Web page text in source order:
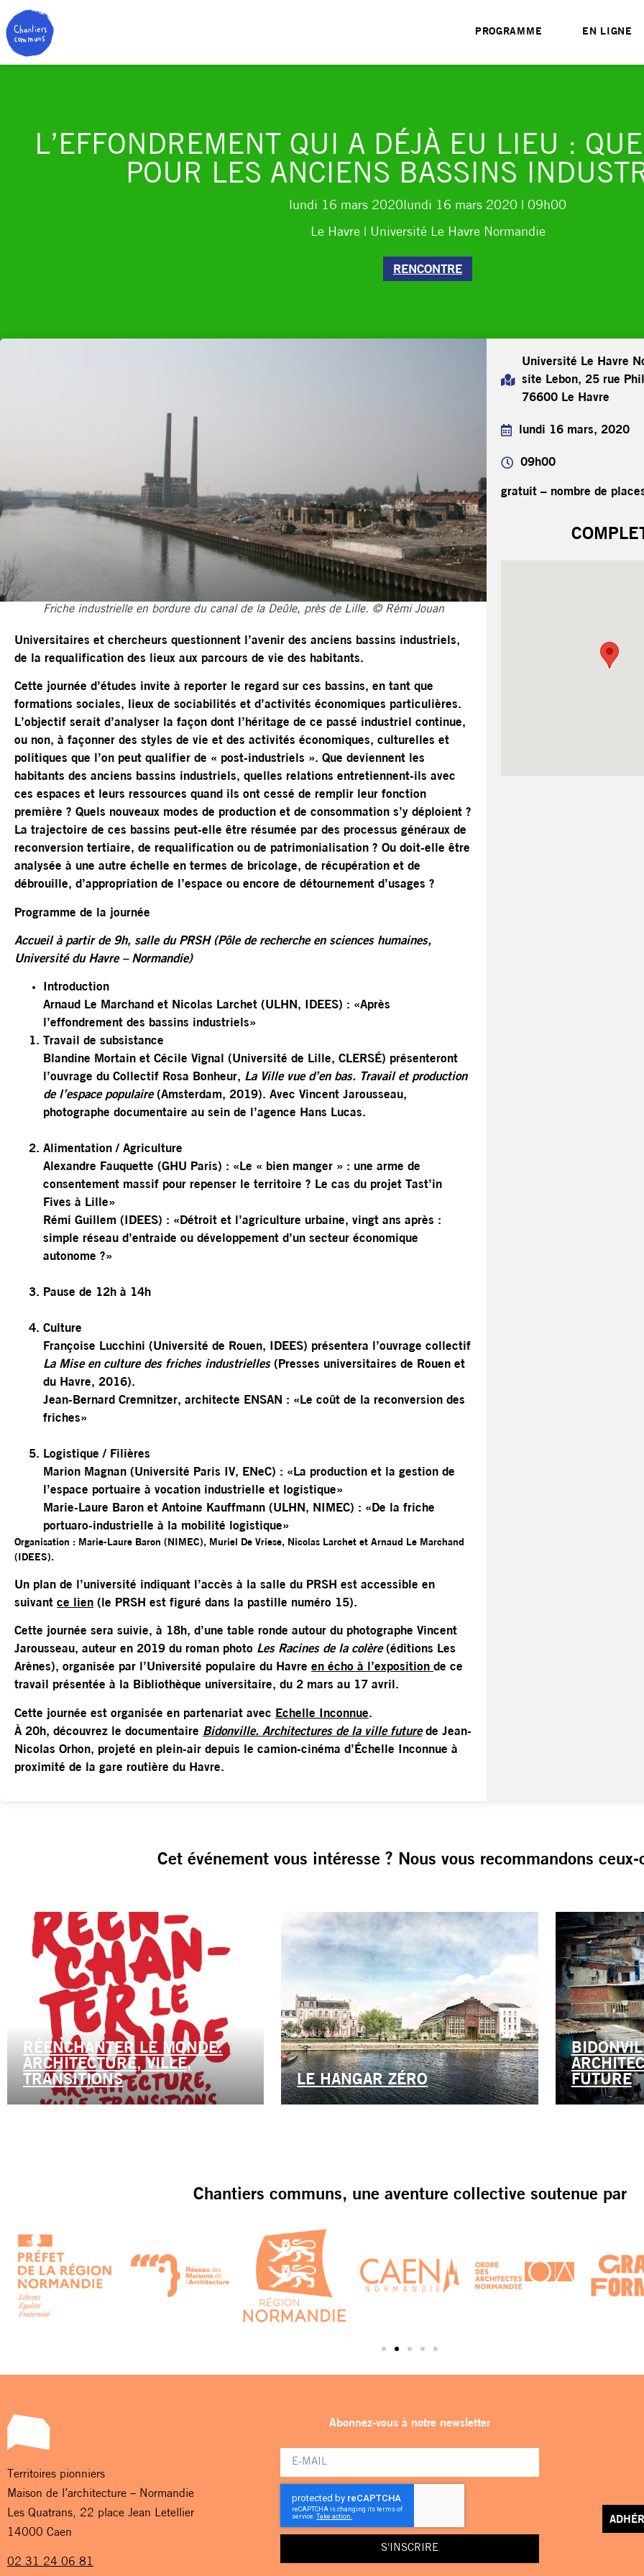
PROGRAMME EN LIGNE
L’EFFONDREMENT QUI A DÉJÀ EU LIEU :
POUR LES ANCIENS BASSINS
lundi 16 mars 2020lundi 16 mars 2020 | 09h00
Le Havre | Université Le Havre Normandie
RENCONTRE
Friche industrielle en bordure du canal de la Deûle, près de Lille. © Rémi Jouan
Universitaires et chercheurs questionnent l’avenir des anciens bassins industriels,
de la requalification des lieux aux parcours de vie des habitants.
Cette journée d’études invite à reporter le regard sur ces bassins, en tant que
formations sociales, lieux de sociabilités et d’activités économiques particulières.
L’objectif serait d’analyser la façon dont l’héritage de ce passé industriel continue,
ou non, à façonner des styles de vie et des activités économiques, culturelles et
politiques que l’on peut qualifier de « post-industriels ». Que deviennent les
habitants des anciens bassins industriels, quelles relations entretiennent-ils avec
ces espaces et leurs ressources quand ils ont cessé de remplir leur fonction
première ? Quels nouveaux modes de production et de consommation s’y déploient ?
La trajectoire de ces bassins peut-elle être résumée par des processus généraux de
reconversion tertiaire, de requalification ou de patrimonialisation ? Ou doit-elle être
analysée à une autre échelle en termes de bricolage, de récupération et de
débrouille, d’appropriation de l’espace ou encore de détournement d’usages ?
Programme de la journée
Accueil à partir de 9h, salle du PRSH (Pôle de recherche en sciences humaines,
Université du Havre – Normandie)
Introduction
Arnaud Le Marchand et Nicolas Larchet (ULHN, IDEES) : «Après
l’effondrement des bassins industriels»
Travail de subsistance
Blandine Mortain et Cécile Vignal (Université de Lille, CLERSÉ) présenteront
l’ouvrage du Collectif Rosa Bonheur, La Ville vue d’en bas. Travail et production
de l’espace populaire(Amsterdam, 2019). Avec Vincent Jarousseau,
photographe documentaire au sein de l’agence Hans Lucas.
Alimentation / Agriculture
Alexandre Fauquette (GHU Paris) : «Le « bien manger » : une arme de
consentement massif pour repenser le territoire ? Le cas du projet Tast’in
Fives à Lille»
Rémi Guillem (IDEES) : «Détroit et l’agriculture urbaine, vingt ans après :
simple réseau d’entraide ou développement d’un secteur économique
autonome ?»
Pause de 12h à 14h
Culture
Françoise Lucchini (Université de Rouen, IDEES) présentera l’ouvrage collectif
La Mise en culture des friches industrielles(Presses universitaires de Rouen et
du Havre, 2016).
Jean-Bernard Cremnitzer, architecte ENSAN : «Le coût de la reconversion des
friches»
Logistique / Filières
Marion Magnan (Université Paris IV, ENeC) : «La production et la gestion de
l’espace portuaire à vocation industrielle et logistique»
Marie-Laure Baron et Antoine Kauffmann (ULHN, NIMEC) : «De la friche
portuaro-industrielle à la mobilité logistique»
Organisation : Marie-Laure Baron (NIMEC), Muriel De Vriese, Nicolas Larchet et Arnaud Le Marchand
(IDEES).
Un plan de l’université indiquant l’accès à la salle du PRSH est accessible en
suivant ce lien (le PRSH est figuré dans la pastille numéro 15).
Cette journée sera suivie, à 18h, d’une table ronde autour du photographe Vincent
Jarousseau, auteur en 2019 du roman photo Les Racines de la colère(éditions Les
Arènes), organisée par l’Université populaire du Havre en écho à l’exposition de ce
travail présentée à la Bibliothèque universitaire, du 2 mars au 17 avril.
Cette journée est organisée en partenariat avec Echelle Inconnue.
À 20h, découvrez le documentaire Bidonville. Architectures de la ville futurede Jean-
Nicolas Orhon, projeté en plein-air depuis le camion-cinéma d’Échelle Inconnue à
proximité de la gare routière du Havre.
Université Le Havre
site Lebon, 25 rue
76600 Le Havre
lundi 16 mars, 2020
09h00
gratuit – nombre de
Cet événement vous intéresse ? Nous vous recommandons
RÉENCHANTER LE MONDE.
ARCHITECTURE, VILLE,
TRANSITIONS
LE HANGAR ZÉRO
FUTURE
Chantiers communs, une aventure collective soutenue par
Territoires pionniers
Maison de l’architecture – Normandie
Les Quatrans, 22 place Jean Letellier
14000 Caen
02 31 24 06 81
Abonnez-vous à notre newsletter
S'INSCRIRE